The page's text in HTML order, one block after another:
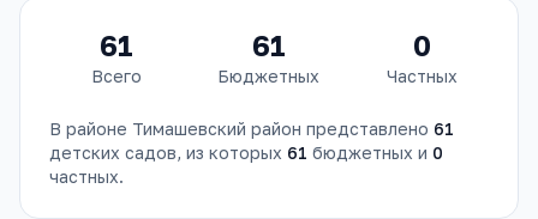
61
Всего
61
Бюджетных
0
Частных
В районе Тимашевский район представлено 61
детских садов, из которых 61 бюджетных и 0
частных.